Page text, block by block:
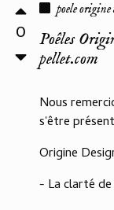
0
poele
Poêles
pellet.com
Nous
s'être
Origine
- La clarté